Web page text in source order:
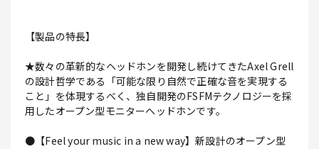
【製品の特長】
★数々の革新的なヘッドホンを開発し続けてきたAxel Grell
の設計哲学である「可能な限り自然で正確な音を実現する
こと」を体現するべく、独自開発のFSFMテクノロジーを採
用したオープン型モニターヘッドホンです。
●【Feel your music in a new way】新設計のオープン型